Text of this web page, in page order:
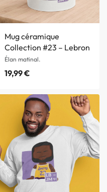
Mug céramique
Collection #23 – Lebron
Élan matinal.
19,99€